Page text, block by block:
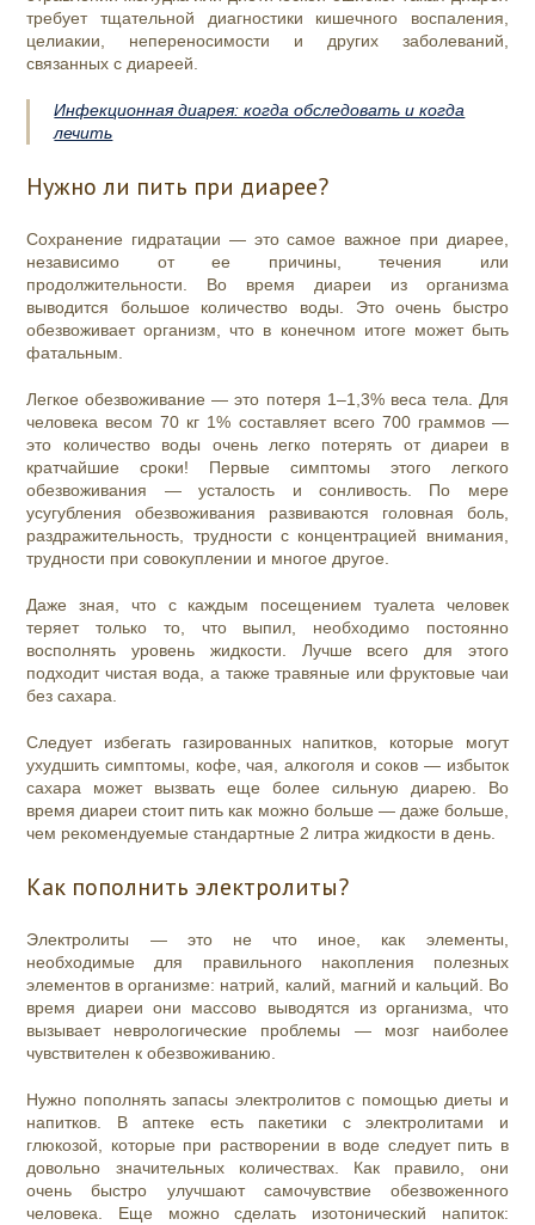
требует тщательной диагностики кишечного воспаления,
целиакии, непереносимости и других заболеваний,
связанных с диареей.
Инфекционная диарея: когда обследовать и когда
лечить
Нужно ли пить при диарее?
Сохранение гидратации — это самое важное при диарее,
независимо от ее причины, течения или
продолжительности. Во время диареи из организма
выводится большое количество воды. Это очень быстро
обезвоживает организм, что в конечном итоге может быть
фатальным.
Легкое обезвоживание — это потеря 1–1,3% веса тела. Для
человека весом 70 кг 1% составляет всего 700 граммов —
это количество воды очень легко потерять от диареи в
кратчайшие сроки! Первые симптомы этого легкого
обезвоживания — усталость и сонливость. По мере
усугубления обезвоживания развиваются головная боль,
раздражительность, трудности с концентрацией внимания,
трудности при совокуплении и многое другое.
Даже зная, что с каждым посещением туалета человек
теряет только то, что выпил, необходимо постоянно
восполнять уровень жидкости. Лучше всего для этого
подходит чистая вода, а также травяные или фруктовые чаи
без сахара.
Следует избегать газированных напитков, которые могут
ухудшить симптомы, кофе, чая, алкоголя и соков — избыток
сахара может вызвать еще более сильную диарею. Во
время диареи стоит пить как можно больше — даже больше,
чем рекомендуемые стандартные 2 литра жидкости в день.
Как пополнить электролиты?
Электролиты — это не что иное, как элементы,
необходимые для правильного накопления полезных
элементов в организме: натрий, калий, магний и кальций. Во
время диареи они массово выводятся из организма, что
вызывает неврологические проблемы — мозг наиболее
чувствителен к обезвоживанию.
Нужно пополнять запасы электролитов с помощью диеты и
напитков. В аптеке есть пакетики с электролитами и
глюкозой, которые при растворении в воде следует пить в
довольно значительных количествах. Как правило, они
очень быстро улучшают самочувствие обезвоженного
человека. Еще можно сделать изотонический напиток: